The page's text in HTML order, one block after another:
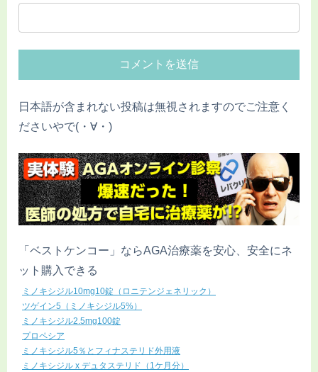
日本語が含まれない投稿は無視されますのでご注意く
ださいやで(・∀・)
「ベストケンコー」ならAGA治療薬を安心、安全にネ
ット購入できる
ミノキシジル10mg10錠（ロニテンジェネリック）
ツゲイン5（ミノキシジル5%）
ミノキシジル2.5mg100錠
プロペシア
ミノキシジル5％とフィナステリド外用液
ミノキシジル x デュタステリド（1ケ月分）